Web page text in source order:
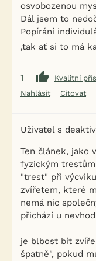
osvobozenou
Dál jsem to
Popírání
,tak ať si to má
1
Kvalitní
Nahlásit
Citovat
Uživatel s
Ten článek, jako
fyzickým
"trest" při
zvířetem, které
nemá nic
přichází u
je blbost bít
špatně", pokud